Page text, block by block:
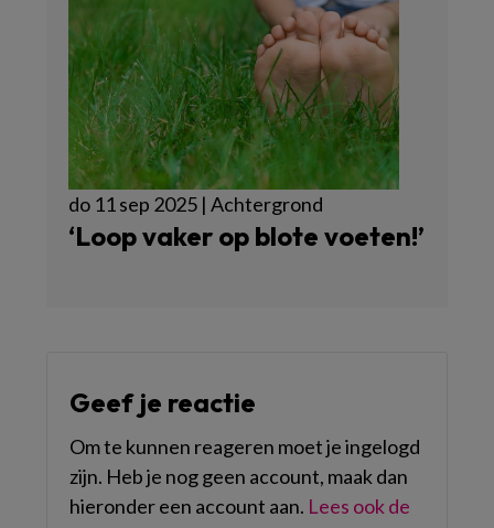
do 11 sep 2025 | Achtergrond
‘Loop vaker op blote voeten!’
Geef je reactie
Om te kunnen reageren moet je ingelogd
zijn. Heb je nog geen account, maak dan
hieronder een account aan. Lees ook de